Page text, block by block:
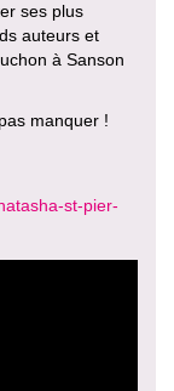
ses plus
auteurs et
à Sanson
manquer !
st-pier-